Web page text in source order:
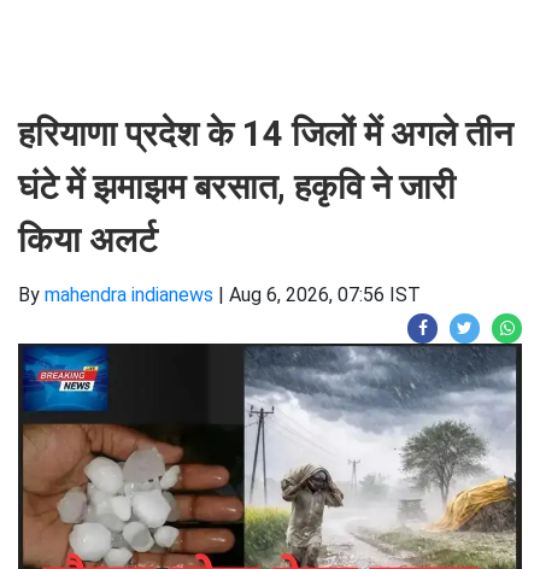
हरियाणा प्रदेश के 14 जिलों में अगले तीन
घंटे में झमाझम बरसात, हकृवि ने जारी
किया अलर्ट
By mahendra indianews Aug 6, 2026, 07:56 IST